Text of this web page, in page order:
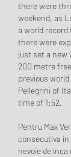
there were
weekend, as
a world record
there were
just set a new
200 metre
previous
Pellegrini of
time of 1:52.
Pentru Max
consecutiva
nevoie de